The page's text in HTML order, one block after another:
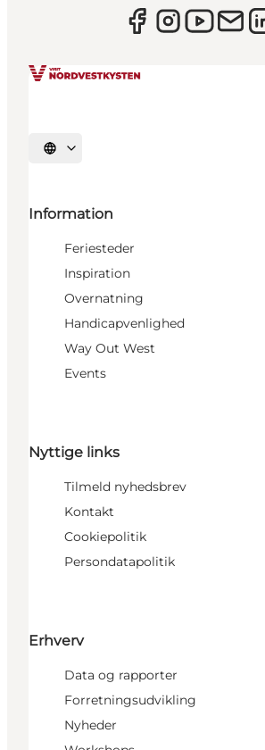
Vælg sprog
Information
Feriesteder
Inspiration
Overnatning
Handicapvenlighed
Way Out West
Events
Nyttige links
Tilmeld nyhedsbrev
Kontakt
Cookiepolitik
Persondatapolitik
Erhverv
Data og rapporter
Forretningsudvikling
Nyheder